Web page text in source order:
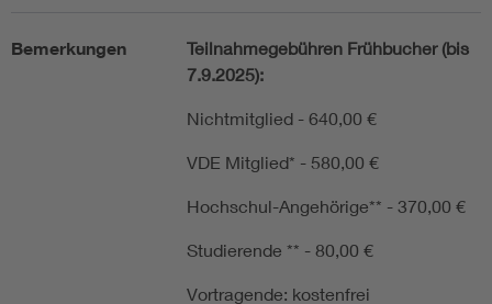
Bemerkungen
Teilnahmegebühren Frühbucher (bis
7.9.2025):
Nichtmitglied - 640,00 €
VDE Mitglied* - 580,00 €
Hochschul-Angehörige** - 370,00 €
Studierende ** - 80,00 €
Vortragende: kostenfrei